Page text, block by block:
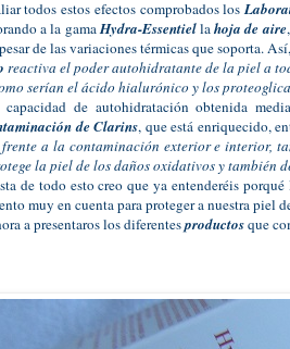
todos estos efectos comprobados los
a la gamaHydra-Essentiellahoja de aire
de las variaciones térmicas que soporta.
reactiva el poder autohidratante de la piel a
serían el ácido hialurónico y los
de autohidratación obtenida
de Clarins, que está enriquecido,
a la contaminación exterior e interior,
la piel de los daños oxidativos y también
de todo esto creo que ya entenderéis
muy en cuenta para proteger a nuestra piel
a presentaros los diferentesproductosque